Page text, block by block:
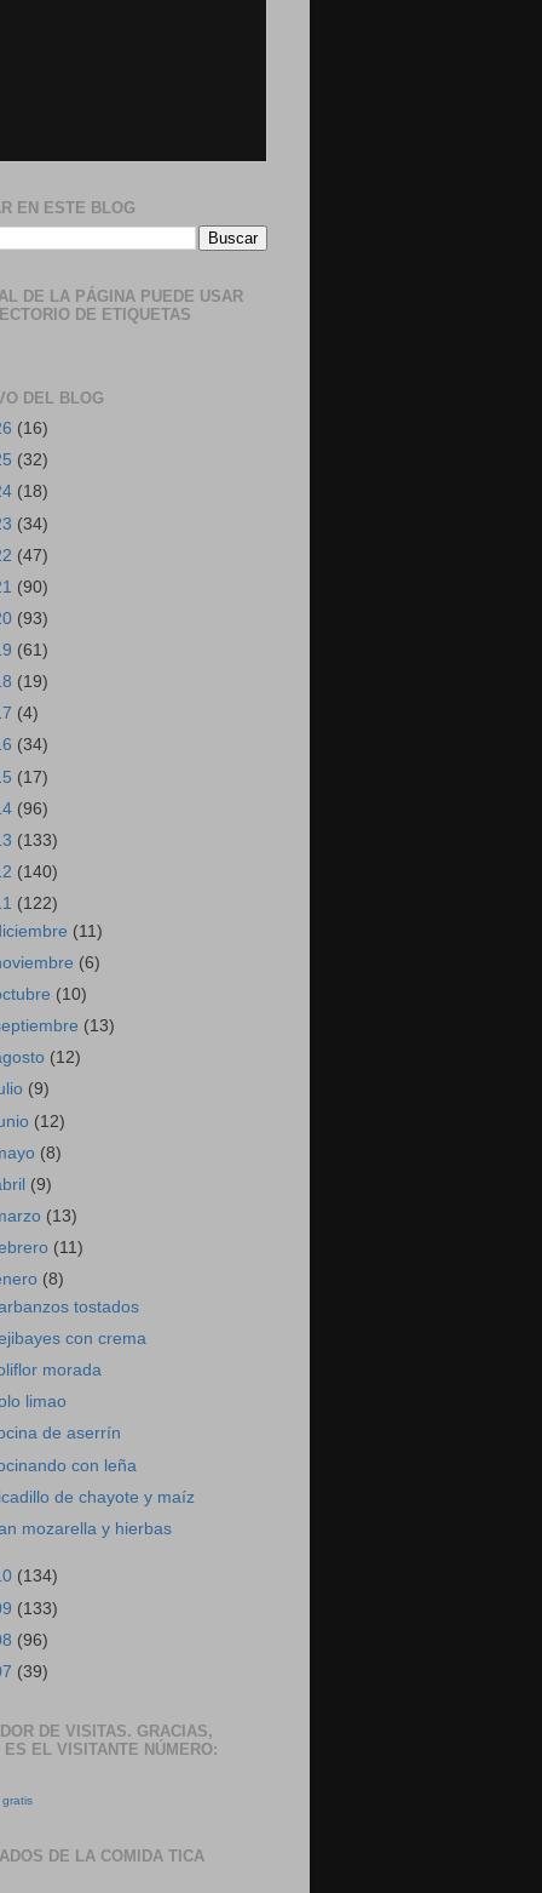
EN ESTE BLOG
DE LA PÁGINA PUEDE USAR
DE ETIQUETAS
DEL BLOG
(16)
(32)
(18)
(34)
(47)
(90)
(93)
(61)
(19)
(4)
(34)
(17)
(96)
(133)
(140)
(122)
(11)
(6)
(10)
(13)
(12)
(9)
(12)
(8)
(9)
(13)
(11)
(8)
tostados
con crema
morada
limao
de aserrín
con leña
de chayote y maíz
mozarella y hierbas
(134)
(133)
(96)
(39)
DE VISITAS. GRACIAS,
ES EL VISITANTE NÚMERO:
DE LA COMIDA TICA